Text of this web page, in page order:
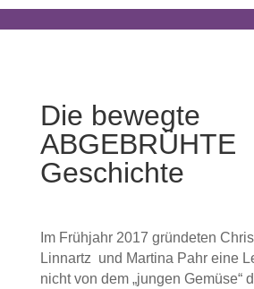
Die bewegte
ABGEBRÜHTE
Geschichte
Im Frühjahr 2017 gründeten
Linnartz und Martina Pahr eine
nicht von dem „jungen Gemüse“